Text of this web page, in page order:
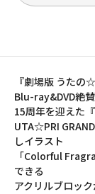
『劇場版 うた
Blu-ray&DVD絶賛
15周年を迎えた
UTA☆PRI
しイラスト
「Colorful
できる
アクリルブロッ